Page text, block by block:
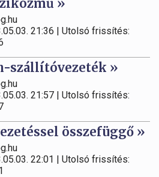
»
21:36 | Utolsó frissítés:
szállítóvezeték »
21:57 | Utolsó frissítés:
összefüggő »
22:01 | Utolsó frissítés: